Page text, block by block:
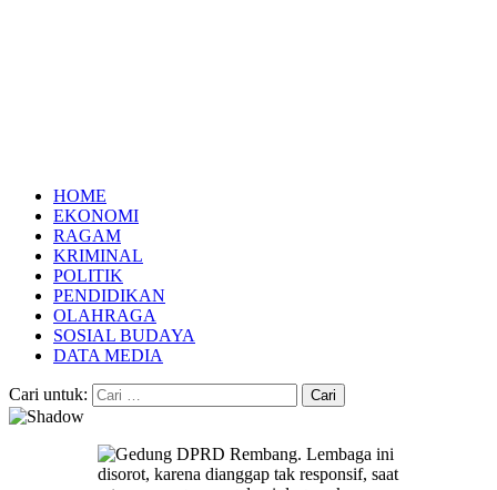
HOME
EKONOMI
RAGAM
KRIMINAL
POLITIK
PENDIDIKAN
OLAHRAGA
SOSIAL BUDAYA
DATA MEDIA
Cari untuk: